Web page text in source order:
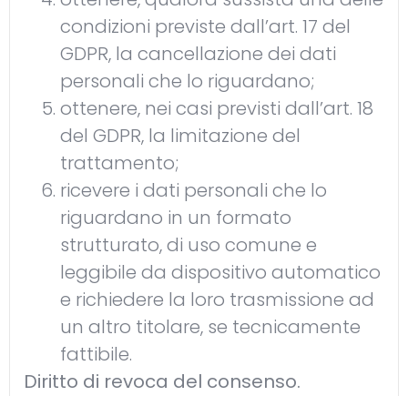
condizioni previste dall’art. 17 del
GDPR, la cancellazione dei dati
personali che lo riguardano;
ottenere, nei casi previsti dall’art. 18
del GDPR, la limitazione del
trattamento;
ricevere i dati personali che lo
riguardano in un formato
strutturato, di uso comune e
leggibile da dispositivo automatico
e richiedere la loro trasmissione ad
un altro titolare, se tecnicamente
fattibile.
Diritto di revoca del consenso.